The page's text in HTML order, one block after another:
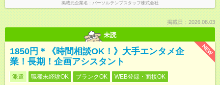
掲載元企業名 パーソルテンプスタッフ株式会社
掲載日：2026.08.03
未読
NEW
1850円＊《時間相談OK！》大手エンタメ企
業！長期！企画アシスタント
派遣 職種未経験OK ブランクOK WEB登録・面接OK